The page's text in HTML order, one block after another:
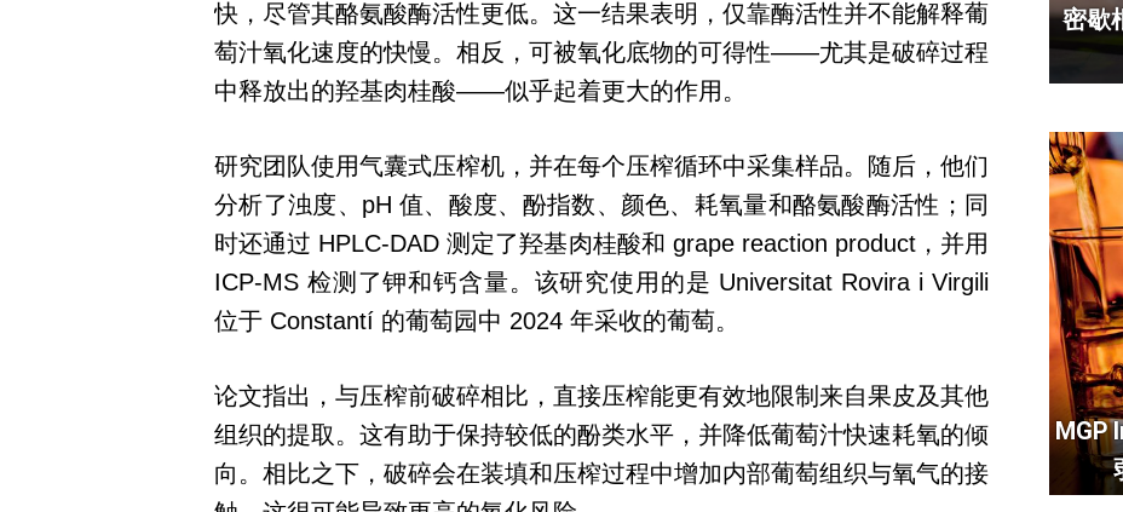
快，尽管其酪氨酸酶活性更低。这一结果表明，仅靠酶活性并不能解释葡
萄汁氧化速度的快慢。相反，可被氧化底物的可得性——尤其是破碎过程
中释放出的羟基肉桂酸——似乎起着更大的作用。
研究团队使用气囊式压榨机，并在每个压榨循环中采集样品。随后，他们
分析了浊度、pH 值、酸度、酚指数、颜色、耗氧量和酪氨酸酶活性；同
时还通过 HPLC-DAD 测定了羟基肉桂酸和 grape reaction product，并用
ICP-MS 检测了钾和钙含量。该研究使用的是 Universitat Rovira i Virgili
位于 Constantí 的葡萄园中 2024 年采收的葡萄。
论文指出，与压榨前破碎相比，直接压榨能更有效地限制来自果皮及其他
组织的提取。这有助于保持较低的酚类水平，并降低葡萄汁快速耗氧的倾
向。相比之下，破碎会在装填和压榨过程中增加内部葡萄组织与氧气的接
密歇
MGP